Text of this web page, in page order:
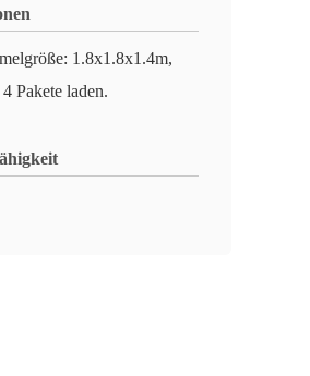
1.8x1.8x1.4m,
Pakete laden.